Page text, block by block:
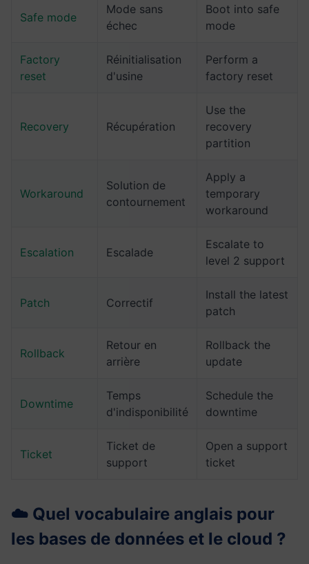
Safe mode
Mode sans
échec
Boot into safe
mode
Factory
reset
Réinitialisation
d'usine
Perform a
factory reset
Recovery Récupération
Use the
recovery
partition
Workaround
Solution de
contournement
Apply a
temporary
workaround
Escalation Escalade
Escalate to
level 2 support
Patch Correctif
Install the latest
patch
Rollback
Retour en
arrière
Rollback the
update
Downtime
Temps
d'indisponibilité
Schedule the
downtime
Ticket
Ticket de
support
Open a support
ticket
☁️ Quel vocabulaire anglais pour
les bases de données et le cloud ?